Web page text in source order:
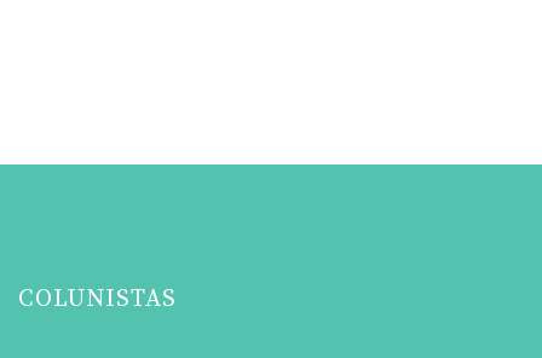
COLUNISTAS